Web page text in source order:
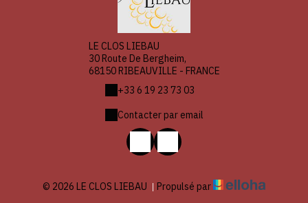
LE CLOS LIEBAU
30 Route De Bergheim,
68150 RIBEAUVILLE - FRANCE
+33 6 19 23 73 03
Contacter par email
© 2026 LE CLOS LIEBAU | Propulsé par